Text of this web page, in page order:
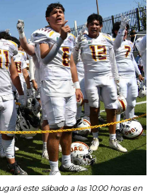
este sábado a las 10:00 horas en